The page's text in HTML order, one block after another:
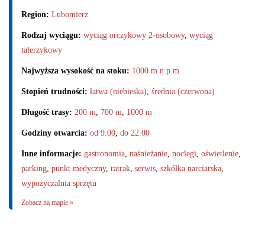
Region: Lubomierz
Rodzaj wyciągu: wyciąg orczykowy 2-osobowy, wyciąg
talerzykowy
Najwyższa wysokość na stoku: 1000 m n.p.m
Stopień trudności: łatwa (niebieska) średnia (czerwona)
Długość trasy: 200 m 700 m 1000 m
Godziny otwarcia: od 9.00 do 22.00
Inne informacje: gastronomia naśnieżanie noclegi oświetlenie
parking punkt medyczny, ratrak serwis szkółka narciarska
wypożyczalnia sprzętu
Zobacz na mapie »